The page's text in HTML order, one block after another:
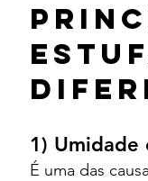
1)
É uma das